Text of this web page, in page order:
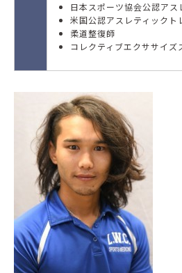
日本スポーツ協会公認ア
米国公認アスレティックト
柔道整復師
コレクティブエクササイズ